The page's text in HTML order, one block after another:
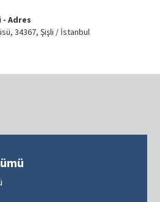
- Adres
34367, Şişli / İstanbul